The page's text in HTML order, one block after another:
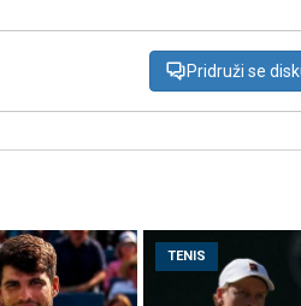
Pridruži se
TENIS